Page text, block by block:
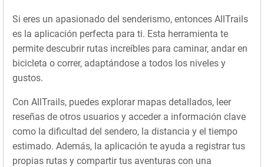
Si eres un apasionado del senderismo, entonces AllTrails
es la aplicación perfecta para ti. Esta herramienta te
permite descubrir rutas increíbles para caminar, andar en
bicicleta o correr, adaptándose a todos los niveles y
gustos.
Con AllTrails, puedes explorar mapas detallados, leer
reseñas de otros usuarios y acceder a información clave
como la dificultad del sendero, la distancia y el tiempo
estimado. Además, la aplicación te ayuda a registrar tus
propias rutas y compartir tus aventuras con una